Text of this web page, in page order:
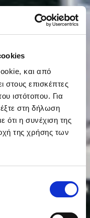
και από
στους επισκέπτες
ιστότοπου. Για
στη δήλωση
η συνέχιση της
της χρήσης των